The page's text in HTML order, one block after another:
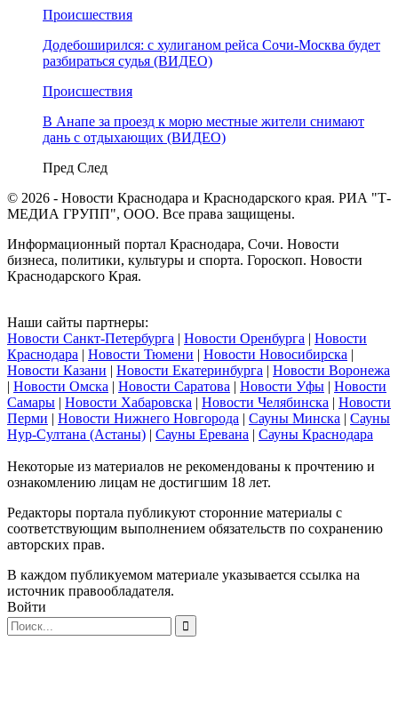
Происшествия
Додебоширился: с хулиганом рейса Сочи-Москва будет
разбираться судья (ВИДЕО)
Происшествия
В Анапе за проезд к морю местные жители снимают
дань с отдыхающих (ВИДЕО)
Пред След
© 2026 - Новости Краснодара и Краснодарского края. РИА "Т-
МЕДИА ГРУПП", ООО. Все права защищены.
Информационный портал Краснодара, Сочи. Новости
бизнеса, политики, культуры и спорта. Гороскоп. Новости
Краснодарского Края.
Наши сайты партнеры:
Новости Санкт-Петербурга | Новости Оренбурга | Новости
Краснодара | Новости Тюмени | Новости Новосибирска |
Новости Казани | Новости Екатеринбурга | Новости Воронежа
| Новости Омска | Новости Саратова | Новости Уфы | Новости
Самары | Новости Хабаровска | Новости Челябинска | Новости
Перми | Новости Нижнего Новгорода | Сауны Минска | Сауны
Нур-Султана (Астаны) | Сауны Еревана | Сауны Краснодара
Некоторые из материалов не рекомендованы к прочтению и
ознакомлению лицам не достигшим 18 лет.
Редакторы портала публикуют сторонние материалы с
соответствующим выполнением обязательств по сохранению
авторских прав.
В каждом публикуемом материале указывается ссылка на
источник правообладателя.
Войти